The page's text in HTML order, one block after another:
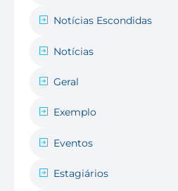
Notícias Escondidas
Notícias
Geral
Exemplo
Eventos
Estagiários